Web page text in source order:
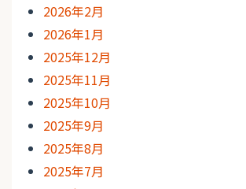
2026年2月
2026年1月
2025年12月
2025年11月
2025年10月
2025年9月
2025年8月
2025年7月